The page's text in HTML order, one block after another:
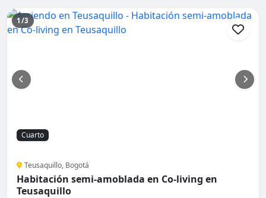
1/3
Cuarto
Teusaquillo, Bogotá
Habitación semi-amoblada en Co-living en
Teusaquillo